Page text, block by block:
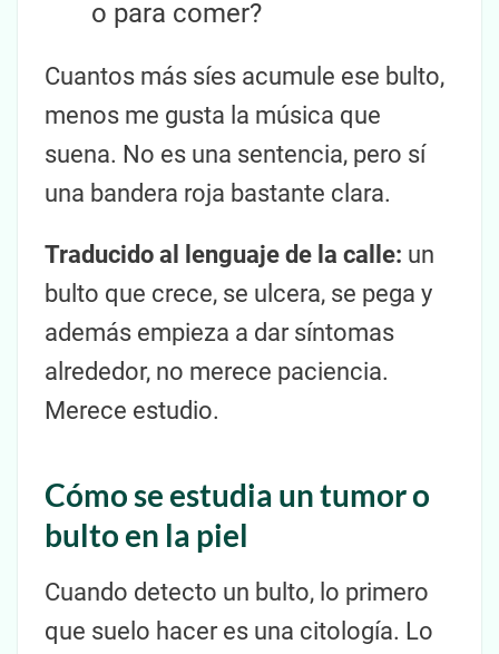
o para comer?
Cuantos más síes acumule ese bulto,
menos me gusta la música que
suena. No es una sentencia, pero sí
una bandera roja bastante clara.
Traducido al lenguaje de la calle: un
bulto que crece, se ulcera, se pega y
además empieza a dar síntomas
alrededor, no merece paciencia.
Merece estudio.
Cómo se estudia un tumor o
bulto en la piel
Cuando detecto un bulto, lo primero
que suelo hacer es una citología. Lo